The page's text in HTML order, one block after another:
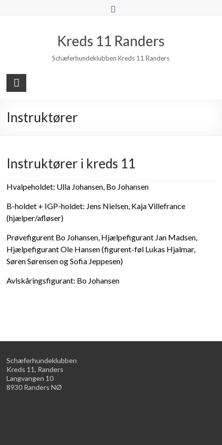
Kreds 11 Randers
Schæferhundeklubben Kreds 11 Randers
Instruktører
Instruktører i kreds 11
Hvalpeholdet: Ulla Johansen, Bo Johansen
B-holdet + IGP-holdet: Jens Nielsen, Kaja Villefrance
(hjælper/afløser)
Prøvefigurent Bo Johansen, Hjælpefigurant Jan Madsen,
Hjælpefigurant Ole Hansen (figurent-føl Lukas Hjalmar,
Søren Sørensen og Sofia Jeppesen)
Avlskåringsfigurant: Bo Johansen
Schæferhundeklubben
Kreds 11, Randers
Langvangen 10
8930 Randers NØ